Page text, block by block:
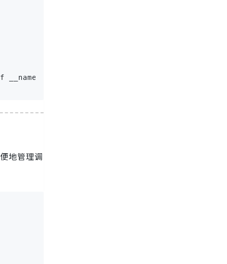
__name__ == '__main__':
地管理调